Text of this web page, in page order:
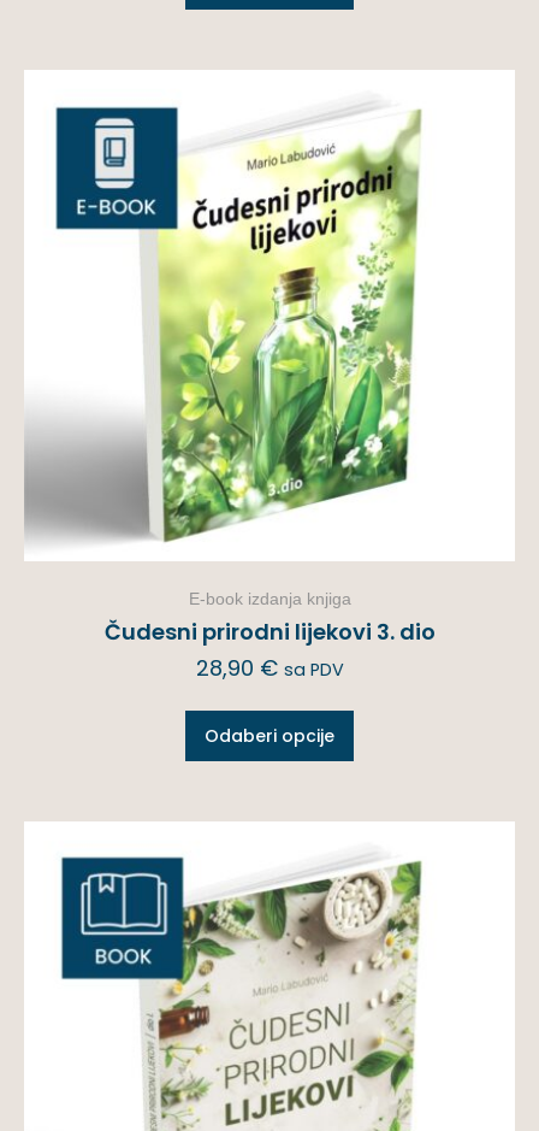
E-book izdanja knjiga
Čudesni prirodni lijekovi 3. dio
28,90 € sa PDV
Odaberi opcije